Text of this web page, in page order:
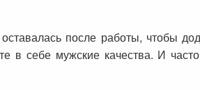
после работы, чтобы
в себе мужские качества. И